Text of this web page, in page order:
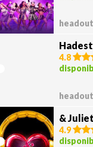
4.8
& Juliet
4.9